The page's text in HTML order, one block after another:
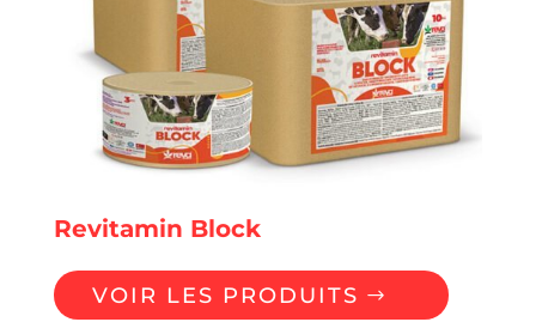
Revitamin Block
VOIR LES PRODUITS